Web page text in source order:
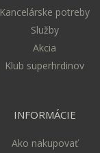
Kancelárske potreby
Služby
Akcia
Klub superhrdinov
INFORMÁCIE
Ako nakupovať